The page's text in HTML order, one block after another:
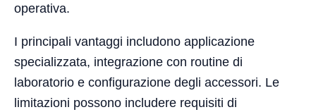
operativa.
I principali vantaggi includono applicazione
specializzata, integrazione con routine di
laboratorio e configurazione degli accessori. Le
limitazioni possono includere requisiti di